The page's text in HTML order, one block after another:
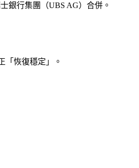
銀行集團（UBS AG）合併。
「恢復穩定」。